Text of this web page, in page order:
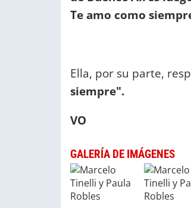
Te amo como
Ella, por su parte,
siempre".
VO
GALERÍA DE IMÁGENES